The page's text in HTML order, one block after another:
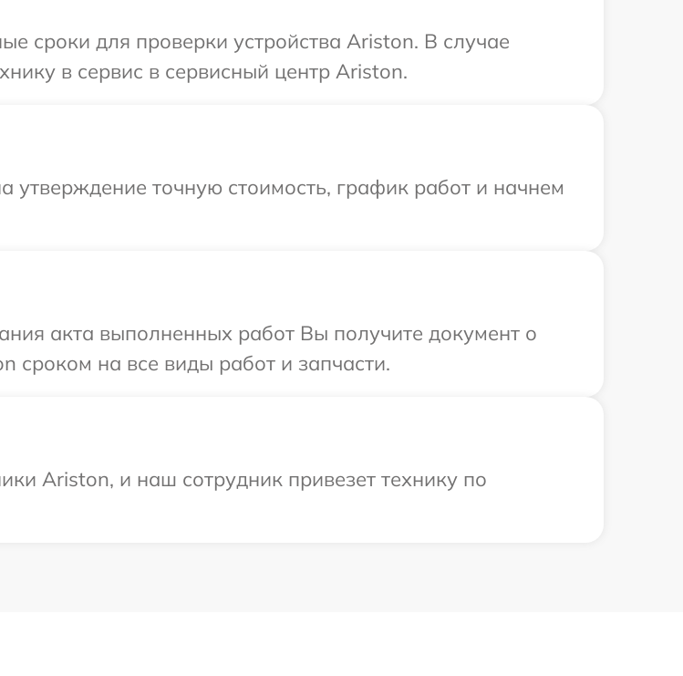
сроки для проверки устройства Ariston. В случае
в сервис в сервисный центр Ariston.
утверждение точную стоимость, график работ и начнем
акта выполненных работ Вы получите документ о
сроком на все виды работ и запчасти.
Ariston, и наш сотрудник привезет технику по